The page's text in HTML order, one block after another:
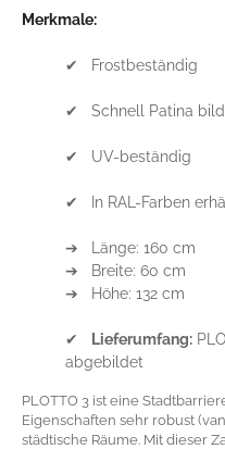
Merkmale:
✔ Frostbeständig
✔ Schnell Patina
✔ UV-beständig
✔ In RAL-Farben
➔ Länge: 160 cm
➔ Breite: 60 cm
➔ Höhe: 132 cm
✔ Lieferumfang:
abgebildet
PLOTTO 3 ist eine
Eigenschaften sehr robust
städtische Räume. Mit dieser